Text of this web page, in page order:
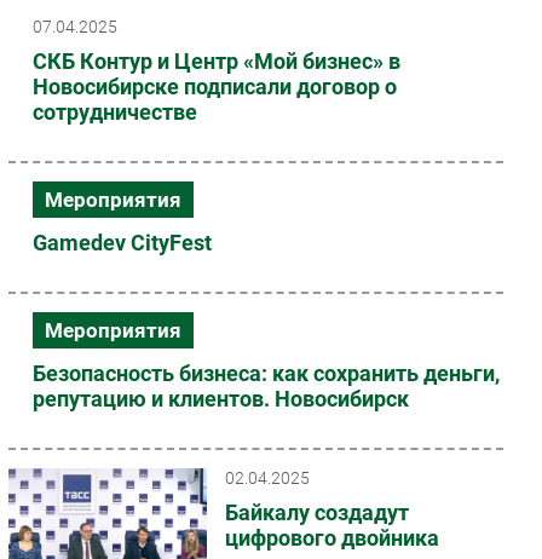
07.04.2025
СКБ Контур и Центр «Мой бизнес» в
Новосибирске подписали договор о
сотрудничестве
Мероприятия
Gamedev CityFest
Мероприятия
Безопасность бизнеса: как сохранить деньги,
репутацию и клиентов. Новосибирск
02.04.2025
Байкалу создадут
цифрового двойника